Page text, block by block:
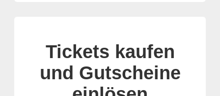
Tickets kaufen
und Gutscheine